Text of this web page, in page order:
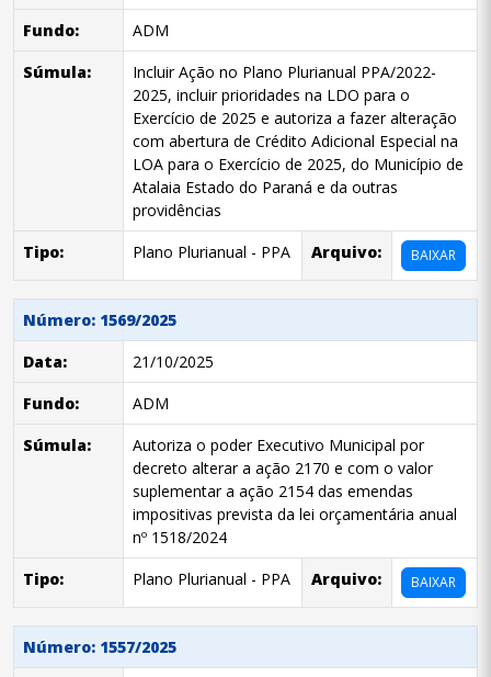
Fundo:
ADM
Súmula:
Incluir Ação no Plano Plurianual PPA/2022-
2025, incluir prioridades na LDO para o
Exercício de 2025 e autoriza a fazer alteração
com abertura de Crédito Adicional Especial na
LOA para o Exercício de 2025, do Município de
Atalaia Estado do Paraná e da outras
providências
Tipo:
Plano Plurianual - PPA Arquivo: BAIXAR
Número: 1569/2025
Data:
21/10/2025
Fundo:
ADM
Súmula:
Autoriza o poder Executivo Municipal por
decreto alterar a ação 2170 e com o valor
suplementar a ação 2154 das emendas
impositivas prevista da lei orçamentária anual
nº 1518/2024
Tipo:
Plano Plurianual - PPA Arquivo: BAIXAR
Número: 1557/2025